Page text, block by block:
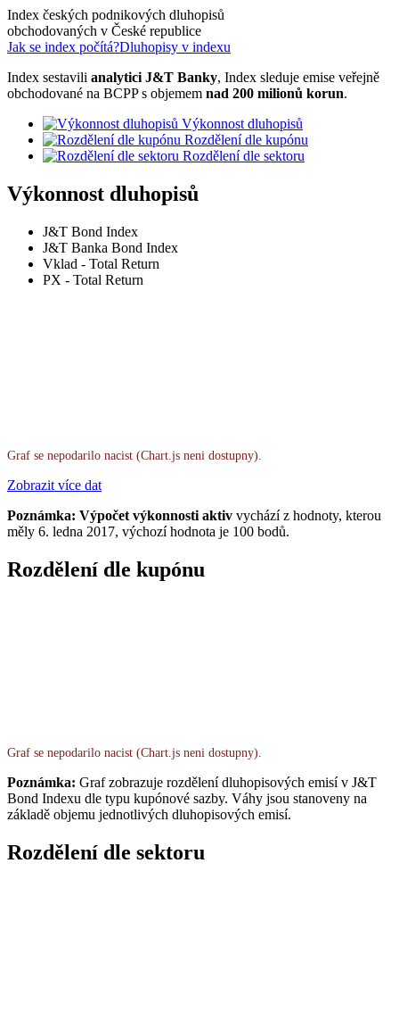
Index českých podnikových dluhopisů
obchodovaných v České republice
Jak se index počítá?Dluhopisy v indexu
Index sestavili analytici J&T Banky, Index sleduje emise veřejně
obchodované na BCPP s objemem nad 200 milionů korun.
Výkonnost dluhopisů
Rozdělení dle kupónu
Rozdělení dle sektoru
Výkonnost dluhopisů
J&T Bond Index
J&T Banka Bond Index
Vklad - Total Return
PX - Total Return
Graf se nepodarilo nacist (Chart.js neni dostupny).
Zobrazit více dat
Poznámka: Výpočet výkonnosti aktiv vychází z hodnoty, kterou
měly 6. ledna 2017, výchozí hodnota je 100 bodů.
Rozdělení dle kupónu
Graf se nepodarilo nacist (Chart.js neni dostupny).
Poznámka: Graf zobrazuje rozdělení dluhopisových emisí v J&T
Bond Indexu dle typu kupónové sazby. Váhy jsou stanoveny na
základě objemu jednotlivých dluhopisových emisí.
Rozdělení dle sektoru